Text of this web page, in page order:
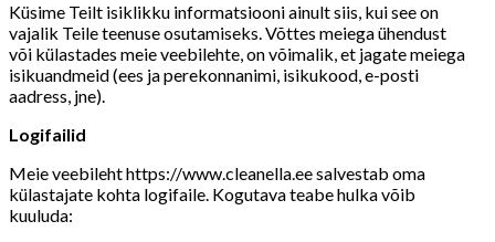
Küsime Teilt isiklikku informatsiooni ainult siis, kui see on
vajalik Teile teenuse osutamiseks. Võttes meiega ühendust
või külastades meie veebilehte, on võimalik, et jagate meiega
isikuandmeid (ees ja perekonnanimi, isikukood, e-posti
aadress, jne).
Logifailid
Meie veebileht https://www.cleanella.ee salvestab oma
külastajate kohta logifaile. Kogutava teabe hulka võib
kuuluda: